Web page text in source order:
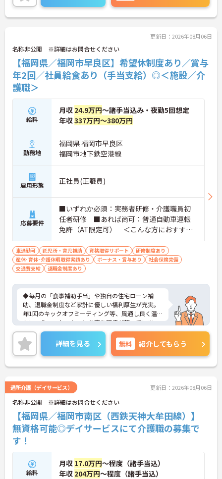
更新日：2026年08月06日
名称非公開 ※詳細はお問合せください
【福岡県／福岡市早良区】希望休制度あり／賞与
年2回／社員給食あり（手当支給）◎＜施設／介
護職＞
給料
月収 24.9万円～諸手当込み・夜勤5回想定
年収337万円～380万円
勤務地
福岡県 福岡市早良区
福岡市地下鉄空港線
雇用形態 正社員(正職員)
応募要件
■いずれか必須：実務者研修・介護職員初
任者研修 ■あれば尚可：普通自動車運転
免許（AT限定可） ＜こんな方におすすめ
＞ワークライフバランスを大切にしたいと
お考えの方、入居者様それぞれに合わせ
た、温かいケアを提供したい方、これまで
の介護分野でのご経験を有効に活用したい
車通勤可 託児所・育児補助 資格取得サポート
研修制度あり
産休･育休･介護休暇取得実績あり
ボーナス・賞与あり
社会保険完備
交通費支給
退職金制度あり
◆毎月の「食事補助手当」や独自の住宅ローン補
助、退職金制度など家計に優しい福利厚生が充実。
年1回のキックオフミーティング等、風通し良く温
かいコミュニケーションを育む環境が整っていま
す。
◆若手～中高年まで幅広い年代が活躍中！短時間正
社員制度などライフスタイルに合わせた柔軟な働き
方が可能です。産休・育休の取得を推進しており、
復帰時には最大10万円支給の独自制度「育児休業給
アを強力に支援します。
◆働きながら成長！資格取得を最大10万円補助 多職
種連携で専門知識が磨けるチームケア実践 頑張りや
スキルが給与・役職にしっかり反映。 明確なキャリ
アパス制度が整っている環境で、 目標を持って長く
活躍できます！
詳細を見る 無料 紹介してもらう
通所介護（デイサービス） 更新日：2026年08月06日
名称非公開 ※詳細はお問合せください
【福岡県／福岡市南区（西鉄天神大牟田線）】
無資格可能◎デイサービスにて介護職の募集で
す！
給料
月収 17.0万円～程度（諸手当込）
年収 204万円～程度（諸手当込）